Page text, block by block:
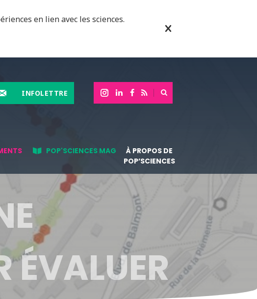
en lien avec les sciences.
INFOLETTRE
POP'SCIENCES MAG
À PROPOS DE
POP’SCIENCES
ÉVALUER